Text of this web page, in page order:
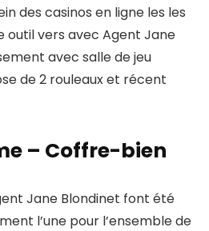
des casinos en ligne les les
outil vers avec Agent Jane
avec salle de jeu
de 2 rouleaux et récent
– Coffre-bien
Jane Blondinet font été
l’une pour l’ensemble de